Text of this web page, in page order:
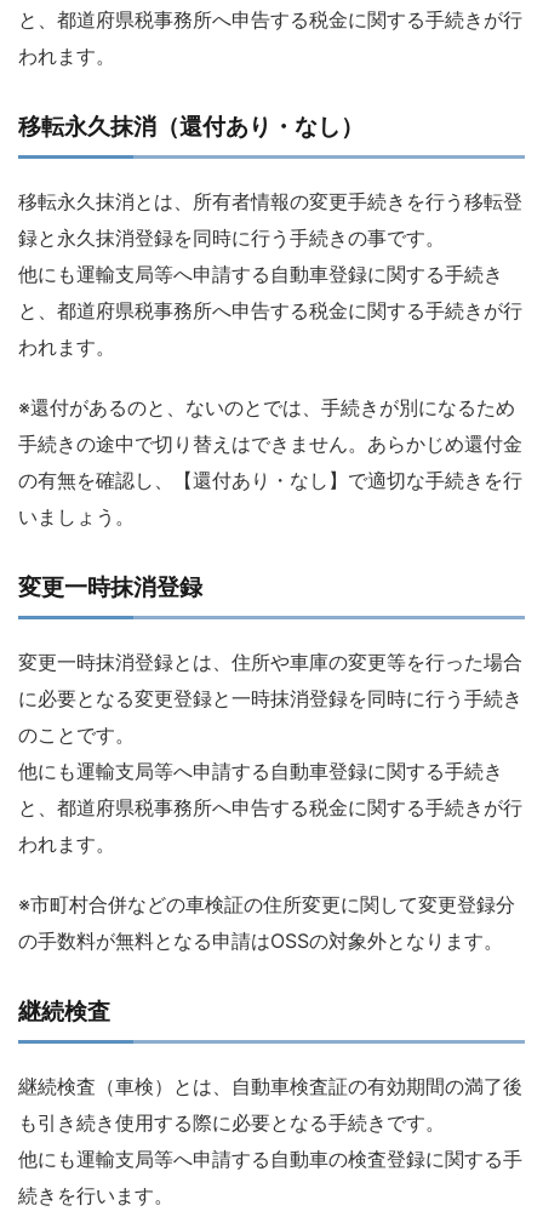
と、都道府県税事務所へ申告する税金に関する手続きが行
われます。
移転永久抹消（還付あり・なし）
移転永久抹消とは、所有者情報の変更手続きを行う移転登
録と永久抹消登録を同時に行う手続きの事です。
他にも運輸支局等へ申請する自動車登録に関する手続き
と、都道府県税事務所へ申告する税金に関する手続きが行
われます。
※還付があるのと、ないのとでは、手続きが別になるため
手続きの途中で切り替えはできません。あらかじめ還付金
の有無を確認し、【還付あり・なし】で適切な手続きを行
いましょう。
変更一時抹消登録
変更一時抹消登録とは、住所や車庫の変更等を行った場合
に必要となる変更登録と一時抹消登録を同時に行う手続き
のことです。
他にも運輸支局等へ申請する自動車登録に関する手続き
と、都道府県税事務所へ申告する税金に関する手続きが行
われます。
※市町村合併などの車検証の住所変更に関して変更登録分
の手数料が無料となる申請はOSSの対象外となります。
継続検査
継続検査（車検）とは、自動車検査証の有効期間の満了後
も引き続き使用する際に必要となる手続きです。
他にも運輸支局等へ申請する自動車の検査登録に関する手
続きを行います。